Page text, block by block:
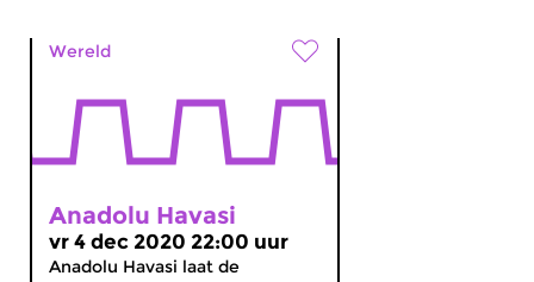
Wereld
Anadolu Havasi
vr 4 dec 2020 22:00 uur
Anadolu Havasi laat de